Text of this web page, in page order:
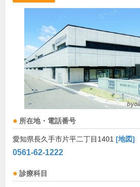
所在地・電話番号
愛知県長久手市片平二丁目1401 [地図]
0561-62-1222
診療科目